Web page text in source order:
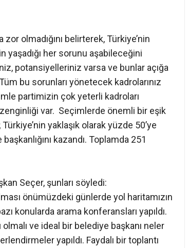
olmadığını belirterek, Türkiye’nin
yaşadığı her sorunu aşabileceğini
potansiyelleriniz varsa ve bunlar açığa
bu sorunları yönetecek kadrolarınız
partimizin çok yeterli kadroları
var. Seçimlerde önemli bir eşik
yaklaşık olarak yüzde 50’ye
kazandı. Toplamda 251
Seçer, şunları söyledi:
önümüzdeki günlerde yol haritamızın
konularda arama konferansları yapıldı.
olmalı ve ideal bir belediye başkanı neler
yapıldı. Faydalı bir toplantı